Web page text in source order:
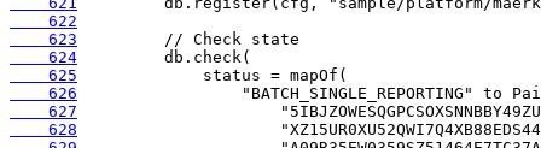
    622
    623
    624
    625
    626
    627
    628